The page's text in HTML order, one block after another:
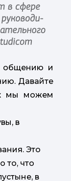
общению и
Давайте
мы можем
в
Это
то, что
в